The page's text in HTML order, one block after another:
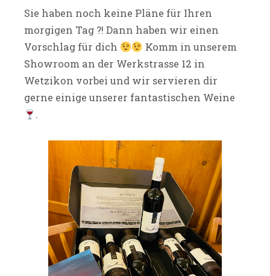
Sie haben noch keine Pläne für Ihren
morgigen Tag ?! Dann haben wir einen
Vorschlag für dich
Komm in unserem
Showroom an der Werkstrasse 12 in
Wetzikon vorbei und wir servieren dir
gerne einige unserer fantastischen Weine
.